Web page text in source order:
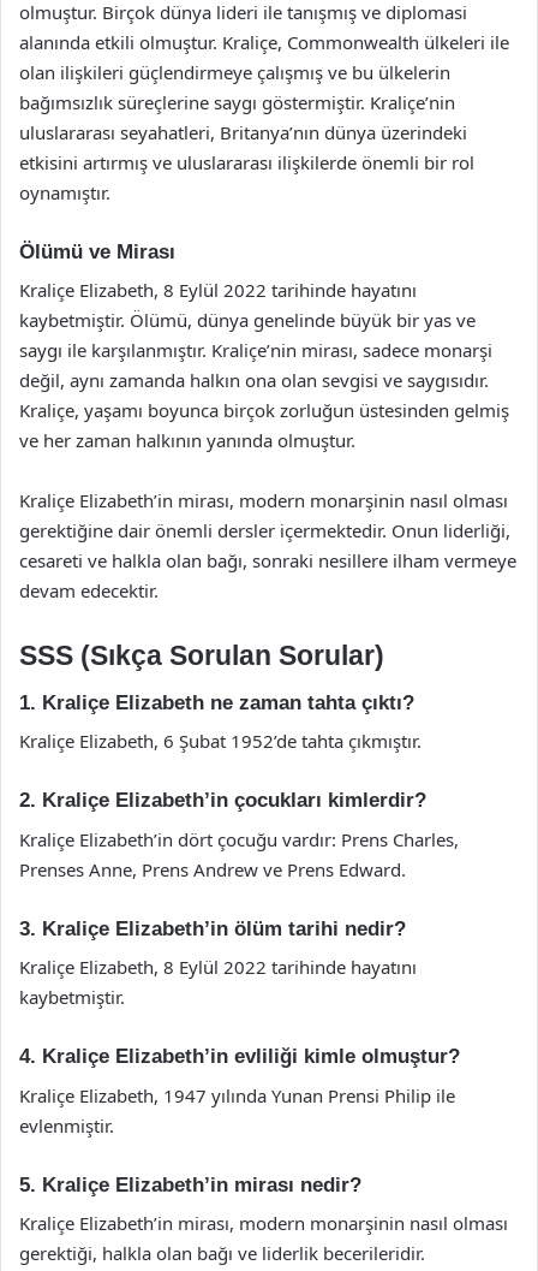
olmuştur. Birçok dünya lideri ile tanışmış ve diplomasi
alanında etkili olmuştur. Kraliçe, Commonwealth ülkeleri ile
olan ilişkileri güçlendirmeye çalışmış ve bu ülkelerin
bağımsızlık süreçlerine saygı göstermiştir. Kraliçe’nin
uluslararası seyahatleri, Britanya’nın dünya üzerindeki
etkisini artırmış ve uluslararası ilişkilerde önemli bir rol
oynamıştır.
Ölümü ve Mirası
Kraliçe Elizabeth, 8 Eylül 2022 tarihinde hayatını
kaybetmiştir. Ölümü, dünya genelinde büyük bir yas ve
saygı ile karşılanmıştır. Kraliçe’nin mirası, sadece monarşi
değil, aynı zamanda halkın ona olan sevgisi ve saygısıdır.
Kraliçe, yaşamı boyunca birçok zorluğun üstesinden gelmiş
ve her zaman halkının yanında olmuştur.
Kraliçe Elizabeth’in mirası, modern monarşinin nasıl olması
gerektiğine dair önemli dersler içermektedir. Onun liderliği,
cesareti ve halkla olan bağı, sonraki nesillere ilham vermeye
devam edecektir.
SSS (Sıkça Sorulan Sorular)
1. Kraliçe Elizabeth ne zaman tahta çıktı?
Kraliçe Elizabeth, 6 Şubat 1952’de tahta çıkmıştır.
2. Kraliçe Elizabeth’in çocukları kimlerdir?
Kraliçe Elizabeth’in dört çocuğu vardır: Prens Charles,
Prenses Anne, Prens Andrew ve Prens Edward.
3. Kraliçe Elizabeth’in ölüm tarihi nedir?
Kraliçe Elizabeth, 8 Eylül 2022 tarihinde hayatını
kaybetmiştir.
4. Kraliçe Elizabeth’in evliliği kimle olmuştur?
Kraliçe Elizabeth, 1947 yılında Yunan Prensi Philip ile
evlenmiştir.
5. Kraliçe Elizabeth’in mirası nedir?
Kraliçe Elizabeth’in mirası, modern monarşinin nasıl olması
gerektiği, halkla olan bağı ve liderlik becerileridir.